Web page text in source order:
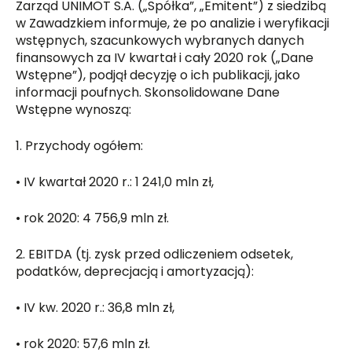
Zarząd UNIMOT S.A. („Spółka”, „Emitent”) z siedzibą
w Zawadzkiem informuje, że po analizie i weryfikacji
wstępnych, szacunkowych wybranych danych
finansowych za IV kwartał i cały 2020 rok („Dane
Wstępne”), podjął decyzję o ich publikacji, jako
informacji poufnych. Skonsolidowane Dane
Wstępne wynoszą:
1. Przychody ogółem:
• IV kwartał 2020 r.: 1 241,0 mln zł,
• rok 2020: 4 756,9 mln zł.
2. EBITDA (tj. zysk przed odliczeniem odsetek,
podatków, deprecjacją i amortyzacją):
• IV kw. 2020 r.: 36,8 mln zł,
• rok 2020: 57,6 mln zł.